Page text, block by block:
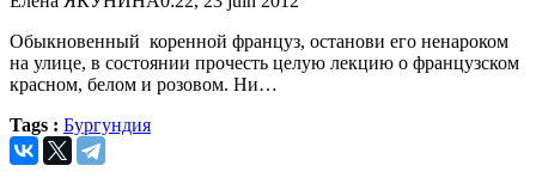
Обыкновенный коренной француз, останови его ненароком
на улице, в состоянии прочесть целую лекцию о французском
красном, белом и розовом. Ни…
Tags : Бургундия